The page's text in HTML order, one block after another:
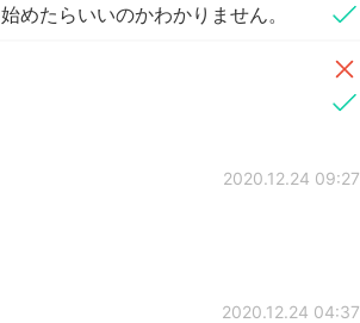
めたらいいのかわかりません。
2020.12.24 09:27
2020.12.24 04:37